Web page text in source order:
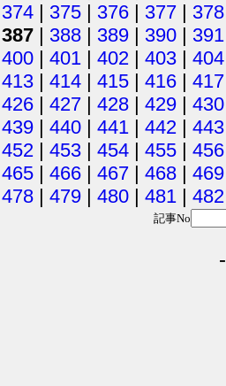
374 | 375 | 376 | 377 | 378
387 | 388 | 389 | 390 | 391
400 | 401 | 402 | 403 | 404
413 | 414 | 415 | 416 | 417
426 | 427 | 428 | 429 | 430
439 | 440 | 441 | 442 | 443
452 | 453 | 454 | 455 | 456
465 | 466 | 467 | 468 | 469
478 | 479 | 480 | 481 | 482
記事No